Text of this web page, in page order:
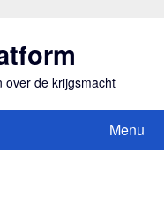
over de krijgsmacht
Menu